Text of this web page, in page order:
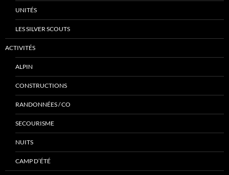
UNITÉS
LES SILVER SCOUTS
ACTIVITÉS
ALPIN
CONSTRUCTIONS
RANDONNÉES / CO
SECOURISME
NUITS
CAMP D’ÉTÉ